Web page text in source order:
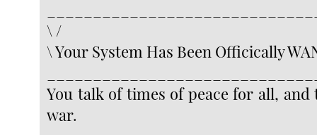
\ /
\ Your System Has Been Officically
You talk of times of peace for all,
war.